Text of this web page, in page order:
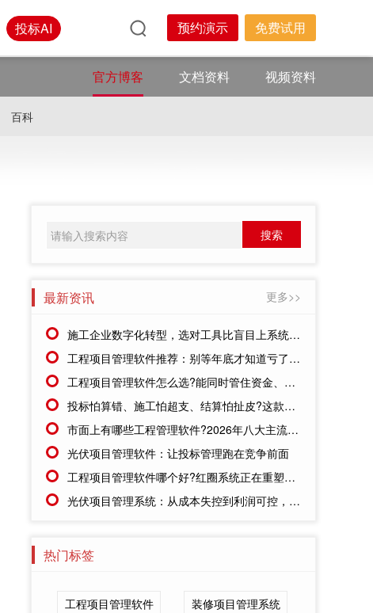
投标AI 预约演示 免费试用
官方博客 文档资料 视频资料
百科
最新资讯 更多>>
施工企业数字化转型，选对工具比盲目上系统更重要
工程项目管理软件推荐：别等年底才知道亏了!这套系统让每一分钱都有迹可循
工程项目管理软件怎么选?能同时管住资金、成本、进度的才靠谱
投标怕算错、施工怕超支、结算怕扯皮?这款施工成本管理系统一招全解决
市面上有哪些工程管理软件?2026年八大主流工具深度盘点
光伏项目管理软件：让投标管理跑在竞争前面
工程项目管理软件哪个好?红圈系统正在重塑工程企业的"数字大脑"
光伏项目管理系统：从成本失控到利润可控，老板只需做对一步
热门标签
工程项目管理软件 装修项目管理系统